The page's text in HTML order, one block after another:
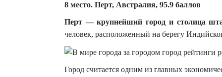
8 место. Перт, Австралия, 95.9 баллов
Перт — крупнейший город и столица
человек, расположенный на берегу
Город считается одним из главных